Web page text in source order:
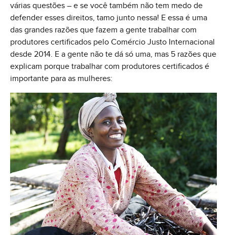
várias questões – e se você também não tem medo de
defender esses direitos, tamo junto nessa! E essa é uma
das grandes razões que fazem a gente trabalhar com
produtores certificados pelo Comércio Justo Internacional
desde 2014. E a gente não te dá só uma, mas 5 razões que
explicam porque trabalhar com produtores certificados é
importante para as mulheres: